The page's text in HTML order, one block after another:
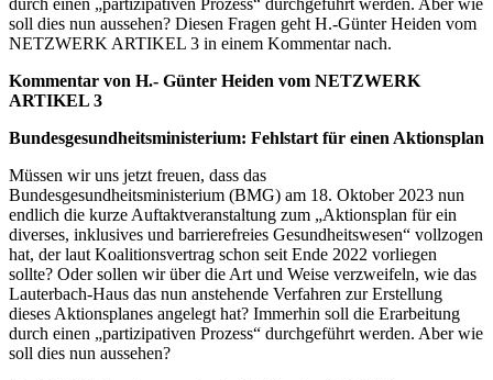
durch einen „partizipativen Prozess“ durchgeführt werden. Aber wie
soll dies nun aussehen? Diesen Fragen geht H.-Günter Heiden vom
NETZWERK ARTIKEL 3 in einem Kommentar nach.
Kommentar von H.- Günter Heiden vom NETZWERK
ARTIKEL 3
Bundesgesundheitsministerium: Fehlstart für einen Aktionsplan
Müssen wir uns jetzt freuen, dass das
Bundesgesundheitsministerium (BMG) am 18. Oktober 2023 nun
endlich die kurze Auftaktveranstaltung zum „Aktionsplan für ein
diverses, inklusives und barrierefreies Gesundheitswesen“ vollzogen
hat, der laut Koalitionsvertrag schon seit Ende 2022 vorliegen
sollte? Oder sollen wir über die Art und Weise verzweifeln, wie das
Lauterbach-Haus das nun anstehende Verfahren zur Erstellung
dieses Aktionsplanes angelegt hat? Immerhin soll die Erarbeitung
durch einen „partizipativen Prozess“ durchgeführt werden. Aber wie
soll dies nun aussehen?